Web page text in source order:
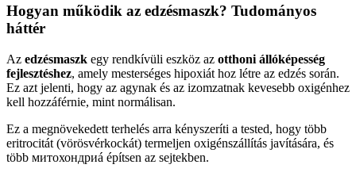
Hogyan működik az edzésmaszk? Tudományos
háttér
Az edzésmaszk egy rendkívüli eszköz az otthoni állóképesség
fejlesztéshez, amely mesterséges hipoxiát hoz létre az edzés során.
Ez azt jelenti, hogy az agynak és az izomzatnak kevesebb oxigénhez
kell hozzáférnie, mint normálisan.
Ez a megnövekedett terhelés arra kényszeríti a tested, hogy több
eritrocitát (vörösvérkockát) termeljen oxigénszállítás javítására, és
több митохондриá építsen az sejtekben.